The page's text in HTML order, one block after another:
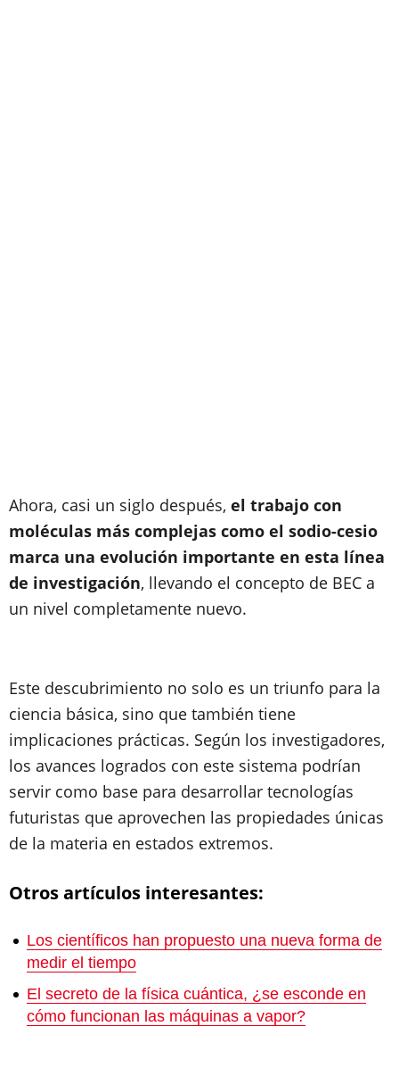
Ahora, casi un siglo después, el trabajo con
moléculas más complejas como el sodio-cesio
marca una evolución importante en esta línea
de investigación, llevando el concepto de BEC a
un nivel completamente nuevo.
Este descubrimiento no solo es un triunfo para la
ciencia básica, sino que también tiene
implicaciones prácticas. Según los investigadores,
los avances logrados con este sistema podrían
servir como base para desarrollar tecnologías
futuristas que aprovechen las propiedades únicas
de la materia en estados extremos.
Otros artículos interesantes:
Los científicos han propuesto una nueva forma de
medir el tiempo
El secreto de la física cuántica, ¿se esconde en
cómo funcionan las máquinas a vapor?